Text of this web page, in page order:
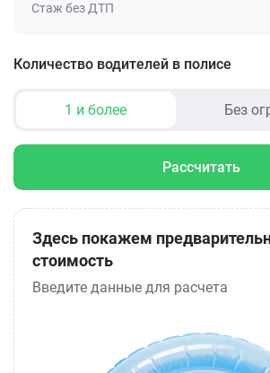
Стаж без ДТП
Количество водителей в полисе
1 и более Без
Рассчитать
Здесь покажем
стоимость
Введите данные для расчета